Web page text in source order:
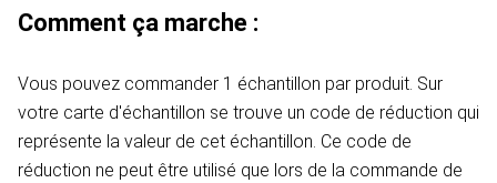
Comment ça marche :
Vous pouvez commander 1 échantillon par produit. Sur
votre carte d'échantillon se trouve un code de réduction qui
représente la valeur de cet échantillon. Ce code de
réduction ne peut être utilisé que lors de la commande de